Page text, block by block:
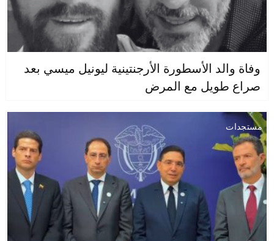
وفاة والد الأسطورة الأرجنتينية ليونيل ميسي بعد
صراع طويل مع المرض
مستجدات